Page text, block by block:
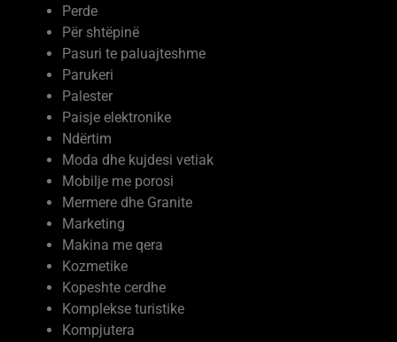
Perde
Për shtëpinë
Pasuri te paluajteshme
Parukeri
Palester
Paisje elektronike
Ndërtim
Moda dhe kujdesi vetiak
Mobilje me porosi
Mermere dhe Granite
Marketing
Makina me qera
Kozmetike
Kopeshte cerdhe
Komplekse turistike
Kompjutera